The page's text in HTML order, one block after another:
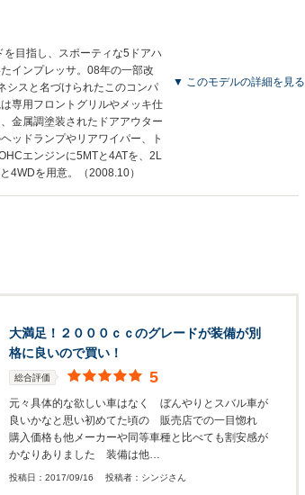
目指し、スポーティな5ドアハ
インプレッサ。08年の一部改
シスと名づけられたこのコンパ
専用フロントグリルやメッキ仕
金属調塗装されたドアアウター
ッドランプやリアワイパー、ト
エンジンに5MTと4ATを、2L
4WDを用意。（2008.10）
▼ このモデルの詳細を見る
大満足！２０００ｃｃのグレードが装備が別
格に良いので買い！
総合評価 5
元々具体的な欲しい車はなく ぼんやりとスバル車が
良いかなと思い初めてた頃の 販売店での一目惚れ
購入価格も他メーカーや同等車種と比べても割安感が
かなりありました 装備は他…
投稿日： 2017/09/16 投稿者： シンジさん